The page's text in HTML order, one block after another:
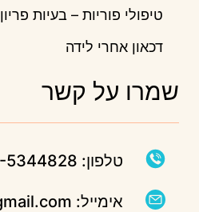
טיפולי פוריות – בעיות פריון
דכאון אחרי לידה
שמרו על קשר
טלפון: 050-5344828
אימייל: irisfischer111@gmail.com